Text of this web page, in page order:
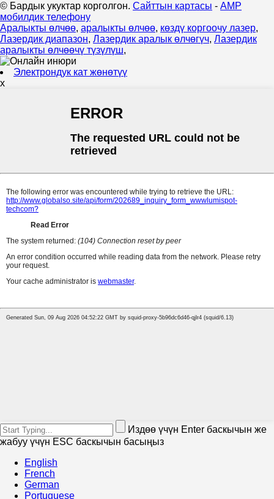
© Бардык укуктар корголгон. Сайттын картасы - AMP
мобилдик телефону
Аралыкты өлчөө, аралыкты өлчөө, көздү коргоочу лазер,
Лазердик диапазон, Лазердик аралык өлчөгүч, Лазердик
аралыкты өлчөөчү түзүлүш,
Электрондук кат жөнөтүү
x
Издөө үчүн Enter баскычын же
жабуу үчүн ESC баскычын басыңыз
English
French
German
Portuguese